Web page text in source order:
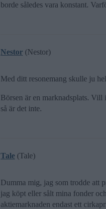
borde således vara konstant.
Nestor (Nestor)
Med ditt resonemang skulle ju
Börsen är en marknadsplats. Vill
så är det inte.
Tale (Tale)
Dumma mig, jag som trodde att
jag köpt eller sålt mina fonder
aktiemarknaden endast ett